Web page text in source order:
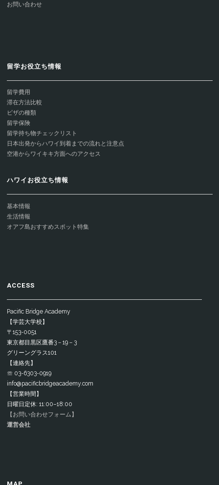
お問い合わせ
留学お役立ち情報
留学費用
滞在方法比較
ビザの種類
留学保険
留学持ち物チェックリスト
日本出発からハワイ到着までの流れと注意点
空港からワイキキ方面へのアクセス
ハワイお役立ち情報
基本情報
生活情報
オアフ島おすすめスポット特集
ACCESS
Pacific Bridge Academy
【学芸大学校】
〒153-0051
東京都目黒区鷹番3－19－3
グリーングラス101
【連絡先】
☏ 03-6303-0919
info@pacificbridgeacademy.com
【営業時間】
日曜日定休: 11:00–18:00
【お問い合わせフォーム】
運営会社